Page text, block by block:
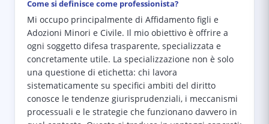
Come si definisce come professionista?
Mi occupo principalmente di Affidamento figli e
Adozioni Minori e Civile. Il mio obiettivo è offrire a
ogni soggetto difesa trasparente, specializzata e
concretamente utile. La specializzazione non è solo
una questione di etichetta: chi lavora
sistematicamente su specifici ambiti del diritto
conosce le tendenze giurisprudenziali, i meccanismi
processuali e le strategie che funzionano davvero in